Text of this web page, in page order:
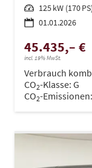
Leistung 125 kW (170 PS)
01.01.2026
45.435,– €
incl. 19% MwSt.
Verbrauch
CO2-Klasse: G
CO2-Emissionen: